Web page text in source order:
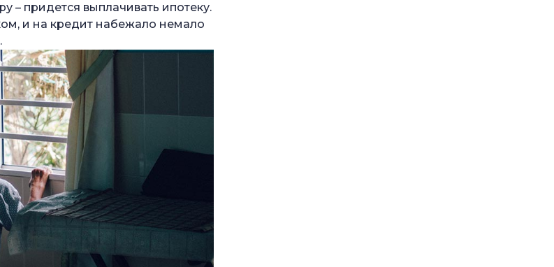
– придется выплачивать ипотеку.
и на кредит набежало немало